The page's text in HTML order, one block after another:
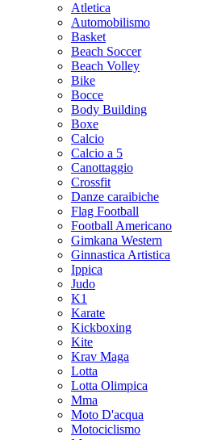
Atletica
Automobilismo
Basket
Beach Soccer
Beach Volley
Bike
Bocce
Body Building
Boxe
Calcio
Calcio a 5
Canottaggio
Crossfit
Danze caraibiche
Flag Football
Football Americano
Gimkana Western
Ginnastica Artistica
Ippica
Judo
K1
Karate
Kickboxing
Kite
Krav Maga
Lotta
Lotta Olimpica
Mma
Moto D'acqua
Motociclismo